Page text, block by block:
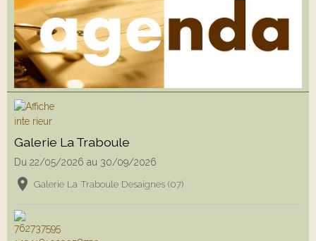
Galerie La Traboule
Du 22/05/2026 au 30/09/2026
Galerie La Traboule Desaignes (07)